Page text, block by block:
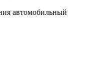
автомобильный